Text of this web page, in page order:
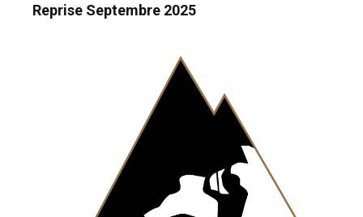
Reprise Septembre 2025